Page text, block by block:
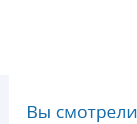
Вы смотрели